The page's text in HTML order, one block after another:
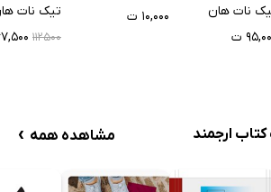
نات هان
ت
۱۰,۰۰۰ ت
تیک نات
۱۱۲۵۰۰
ارجمند مشاهده همه ›